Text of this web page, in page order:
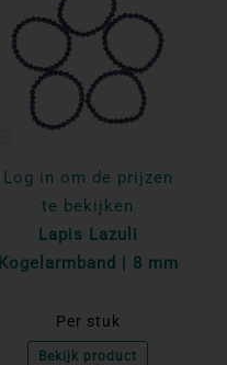
Log in om de prijzen
te bekijken
Lapis Lazuli
Kogelarmband | 8 mm
Per stuk
Bekijk product